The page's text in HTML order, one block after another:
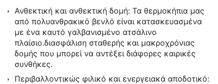
Ανθεκτική και ανθεκτική δομή: Τα θερμοκήπια μας
από πολυανθρακικό βενλό είναι κατασκευασμένα
με ένα καυτό γαλβανισμένο ατσάλινο
πλαίσιο.διασφάλιση σταθερής και μακροχρόνιας
δομής που μπορεί να αντέξει διάφορες καιρικές
συνθήκες.
Περιβαλλοντικώς φιλικό και ενεργειακά αποδοτικό: